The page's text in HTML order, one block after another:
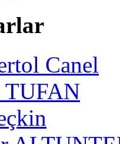
Canel
TUFAN